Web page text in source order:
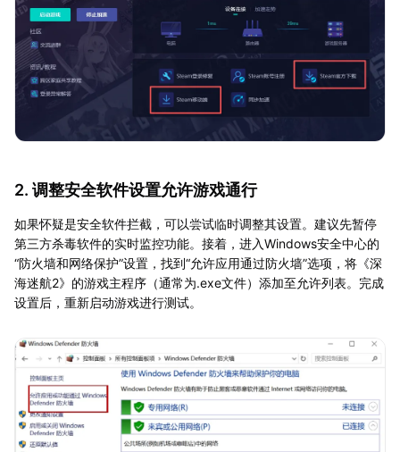
2. 调整安全软件设置允许游戏通行
如果怀疑是安全软件拦截，可以尝试临时调整其设置。建议先暂停
第三方杀毒软件的实时监控功能。接着，进入Windows安全中心的
“防火墙和网络保护”设置，找到“允许应用通过防火墙”选项，将《深
海迷航2》的游戏主程序（通常为.exe文件）添加至允许列表。完成
设置后，重新启动游戏进行测试。